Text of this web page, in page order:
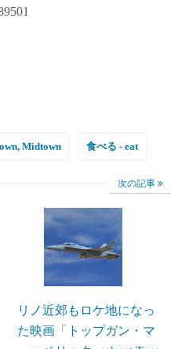
Midtown 食べる - eat
次の記事
リノ近郊もロケ地になっ
た映画「トップガン・マ